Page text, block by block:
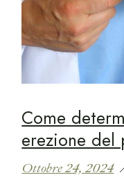
Come
erezione del
Ottobre 24, 2024